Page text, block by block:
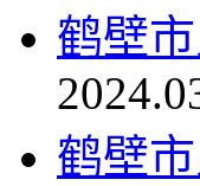
鹤壁
鹤壁